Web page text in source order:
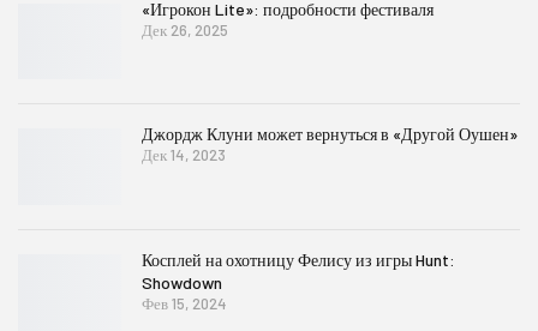
«Игрокон Lite»: подробности фестиваля
Дек 26, 2025
Джордж Клуни может вернуться в «Другой Оушен»
Дек 14, 2023
Косплей на охотницу Фелису из игры Hunt:
Showdown
Фев 15, 2024